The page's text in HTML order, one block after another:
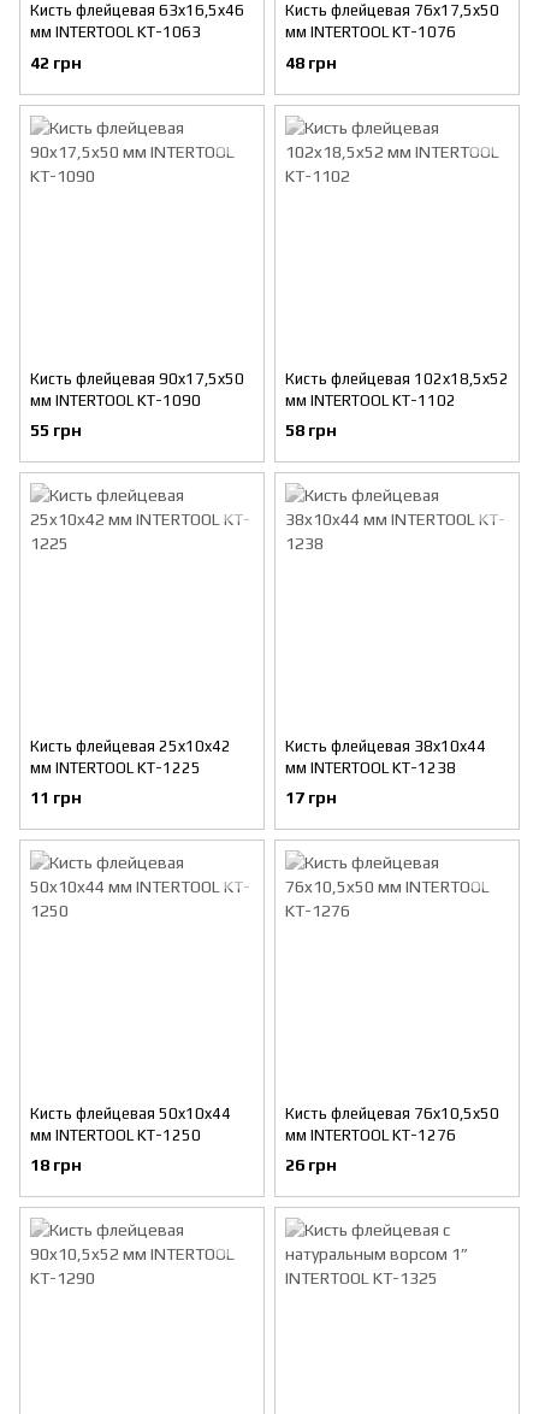
Кисть флейцевая 63x16,5x46
мм INTERTOOL KT-1063
42 грн
Кисть флейцевая 76x17,5x50
мм INTERTOOL KT-1076
48 грн
Кисть флейцевая 90x17,5x50
мм INTERTOOL KT-1090
55 грн
Кисть флейцевая 102x18,5x52
мм INTERTOOL KT-1102
58 грн
Кисть флейцевая 25x10x42
мм INTERTOOL KT-1225
11 грн
Кисть флейцевая 38x10x44
мм INTERTOOL KT-1238
17 грн
Кисть флейцевая 50x10x44
мм INTERTOOL KT-1250
18 грн
Кисть флейцевая 76x10,5x50
мм INTERTOOL KT-1276
26 грн